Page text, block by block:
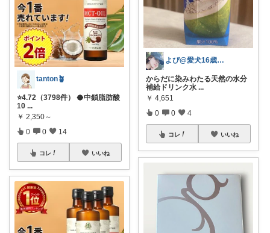
tanton🪴
⭐4.72（3798件） 🥥中鎖脂肪酸
10 ...
￥ 2,350～
0 0 14
コレ いいね
よぴ@愛犬16歳🐶病気に負けない
からだに染みわたる天然の水分
補給ドリンク水 ...
￥ 4,651
0 0 4
コレ いいね